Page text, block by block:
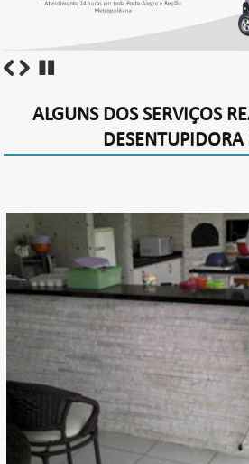
ALGUNS DOS SERVIÇOS